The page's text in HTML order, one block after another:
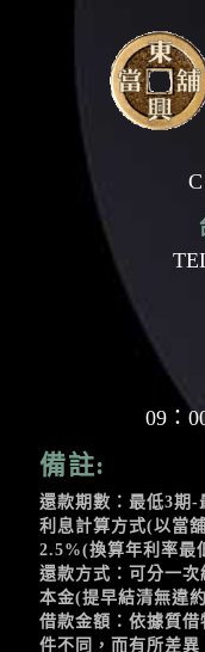
09：
備註:
還款期數：最低3期
利息計算方式(以當
2.5%(換算年利率最
還款方式：可分一
本金(提早結清無違
借款金額：依據質
件不同，而有所差異